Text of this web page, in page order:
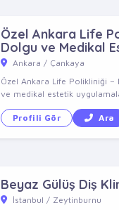
Özel Ankara Life
Dolgu ve Medikal
Ankara / Çankaya
Özel Ankara Life Polikliniği
ve medikal estetik
Profili Gör Ara
Beyaz Gülüş Diş
İstanbul / Zeytinburnu